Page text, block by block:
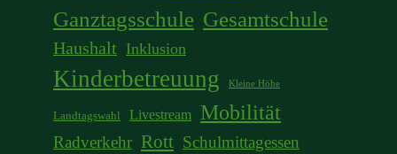
Ganztagsschule Gesamtschule
Haushalt Inklusion
Kinderbetreuung Kleine Höhe
Landtagswahl Livestream Mobilität
Radverkehr Rott Schulmittagessen